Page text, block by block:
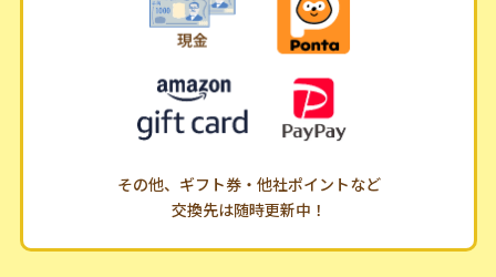
その他、ギフト券・他社ポイントなど
交換先は随時更新中！